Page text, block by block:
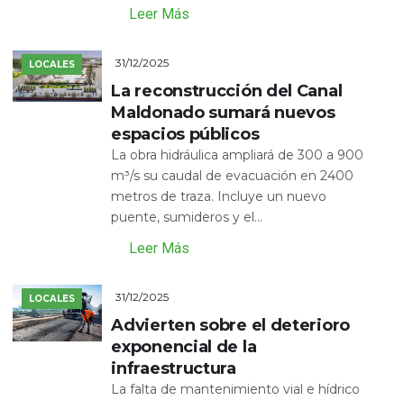
Leer Más
LOCALES 31/12/2025
La reconstrucción del Canal
Maldonado sumará nuevos
espacios públicos
La obra hidráulica ampliará de 300 a 900
m³/s su caudal de evacuación en 2400
metros de traza. Incluye un nuevo
puente, sumideros y el...
Leer Más
LOCALES 31/12/2025
Advierten sobre el deterioro
exponencial de la
infraestructura
La falta de mantenimiento vial e hídrico